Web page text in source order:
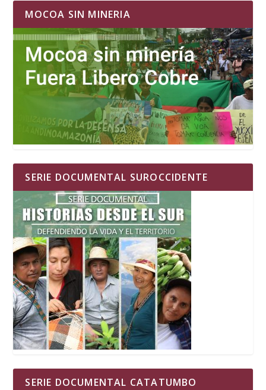
MOCOA SIN MINERIA
SERIE DOCUMENTAL SUROCCIDENTE
SERIE DOCUMENTAL CATATUMBO